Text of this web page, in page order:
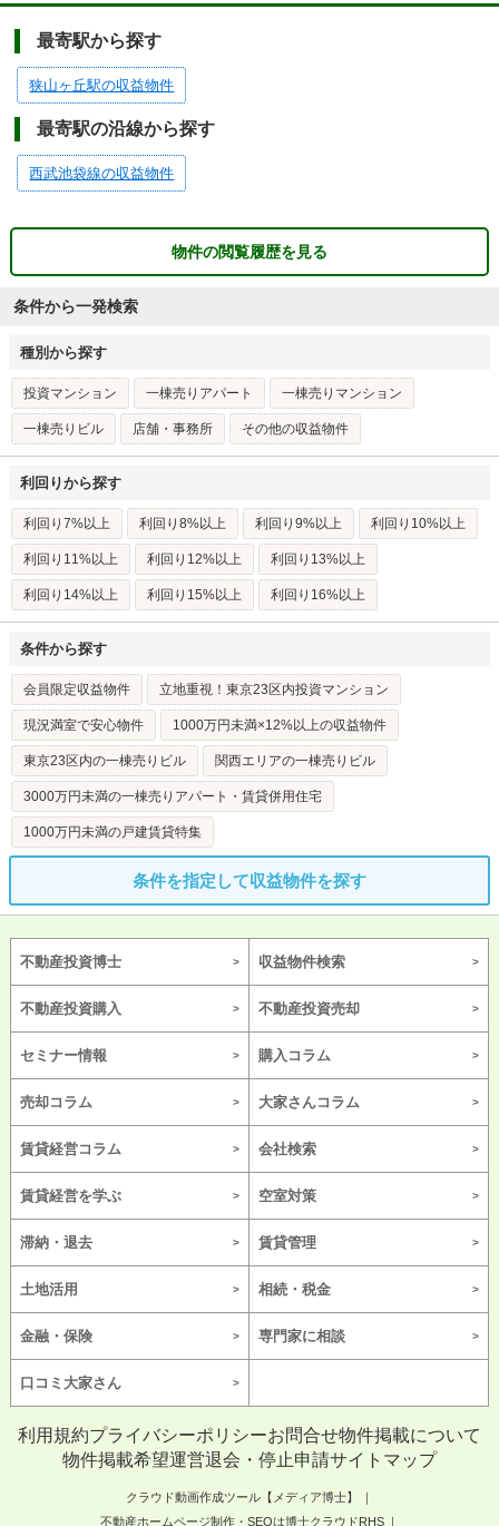
最寄駅から探す
狭山ヶ丘駅の収益物件
最寄駅の沿線から探す
西武池袋線の収益物件
物件の閲覧履歴を見る
条件から一発検索
種別から探す
投資マンション 一棟売りアパート 一棟売りマンション
一棟売りビル 店舗・事務所 その他の収益物件
利回りから探す
利回り7%以上 利回り8%以上 利回り9%以上 利回り10%以上
利回り11%以上 利回り12%以上 利回り13%以上
利回り14%以上 利回り15%以上 利回り16%以上
条件から探す
会員限定収益物件 立地重視！東京23区内投資マンション
現況満室で安心物件 1000万円未満×12%以上の収益物件
東京23区内の一棟売りビル 関西エリアの一棟売りビル
3000万円未満の一棟売りアパート・賃貸併用住宅
1000万円未満の戸建賃貸特集
条件を指定して収益物件を探す
不動産投資博士 収益物件検索
不動産投資購入 不動産投資売却
セミナー情報 購入コラム
売却コラム 大家さんコラム
賃貸経営コラム 会社検索
賃貸経営を学ぶ 空室対策
滞納・退去 賃貸管理
土地活用 相続・税金
金融・保険 専門家に相談
口コミ大家さん
利用規約プライバシーポリシーお問合せ物件掲載について
物件掲載希望運営退会・停止申請サイトマップ
クラウド動画作成ツール【メディア博士】
不動産ホームページ制作・SEOは博士クラウドRHS